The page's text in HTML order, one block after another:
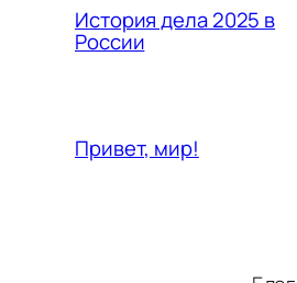
История дела 2025 в
России
Привет, мир!